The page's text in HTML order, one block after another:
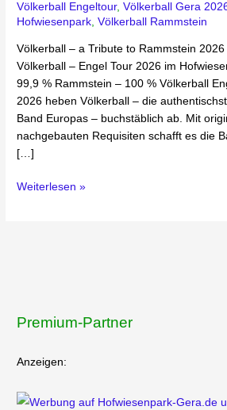
Völkerball Engeltour,Völkerball Gera
Hofwiesenpark,Völkerball Rammstein
Völkerball – a Tribute to Rammstein
Völkerball – Engel Tour 2026 im
99,9 % Rammstein – 100 % Völkerball
2026 heben Völkerball – die
Band Europas – buchstäblich ab. Mit
nachgebauten Requisiten schafft es die
[…]
im
Hofwiesenpark
Gera
Weiterlesen »
Premium-Partner
Anzeigen: